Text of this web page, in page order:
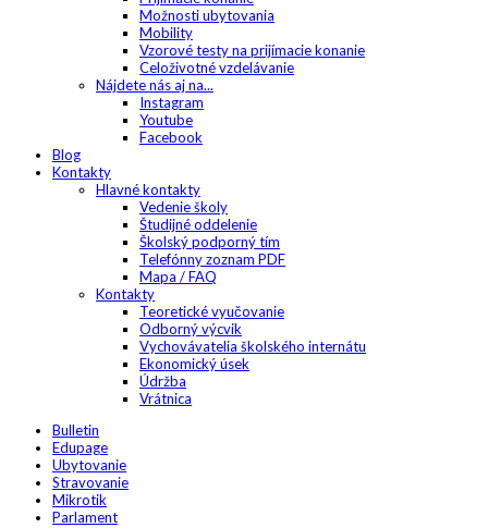
Možnosti ubytovania
Mobility
Vzorové testy na prijímacie konanie
Celoživotné vzdelávanie
Nájdete nás aj na...
Instagram
Youtube
Facebook
Blog
Kontakty
Hlavné kontakty
Vedenie školy
Študijné oddelenie
Školský podporný tím
Telefónny zoznam PDF
Mapa / FAQ
Kontakty
Teoretické vyučovanie
Odborný výcvik
Vychovávatelia školského internátu
Ekonomický úsek
Údržba
Vrátnica
Bulletin
Edupage
Ubytovanie
Stravovanie
Mikrotik
Parlament